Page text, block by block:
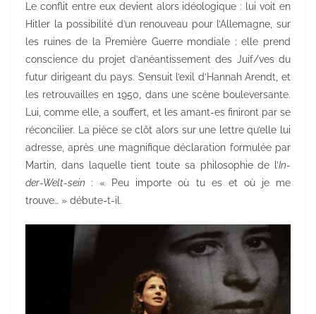
Le conflit entre eux devient alors idéologique : lui voit en
Hitler la possibilité d’un renouveau pour l’Allemagne, sur
les ruines de la Première Guerre mondiale ; elle prend
conscience du projet d’anéantissement des Juif/ves du
futur dirigeant du pays. S’ensuit l’exil d’Hannah Arendt, et
les retrouvailles en 1950, dans une scène bouleversante.
Lui, comme elle, a souffert, et les amant-es finiront par se
réconcilier. La pièce se clôt alors sur une lettre qu’elle lui
adresse, après une magnifique déclaration formulée par
Martin, dans laquelle tient toute sa philosophie de l’In-
der-Welt-sein : « Peu importe où tu es et où je me
trouve… » débute-t-il.